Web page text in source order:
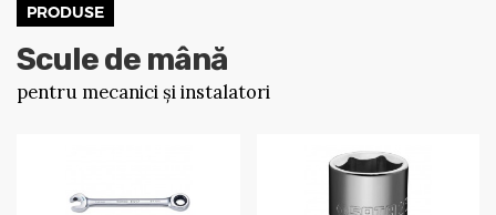
PRODUSE
Scule de mână
pentru mecanici și instalatori